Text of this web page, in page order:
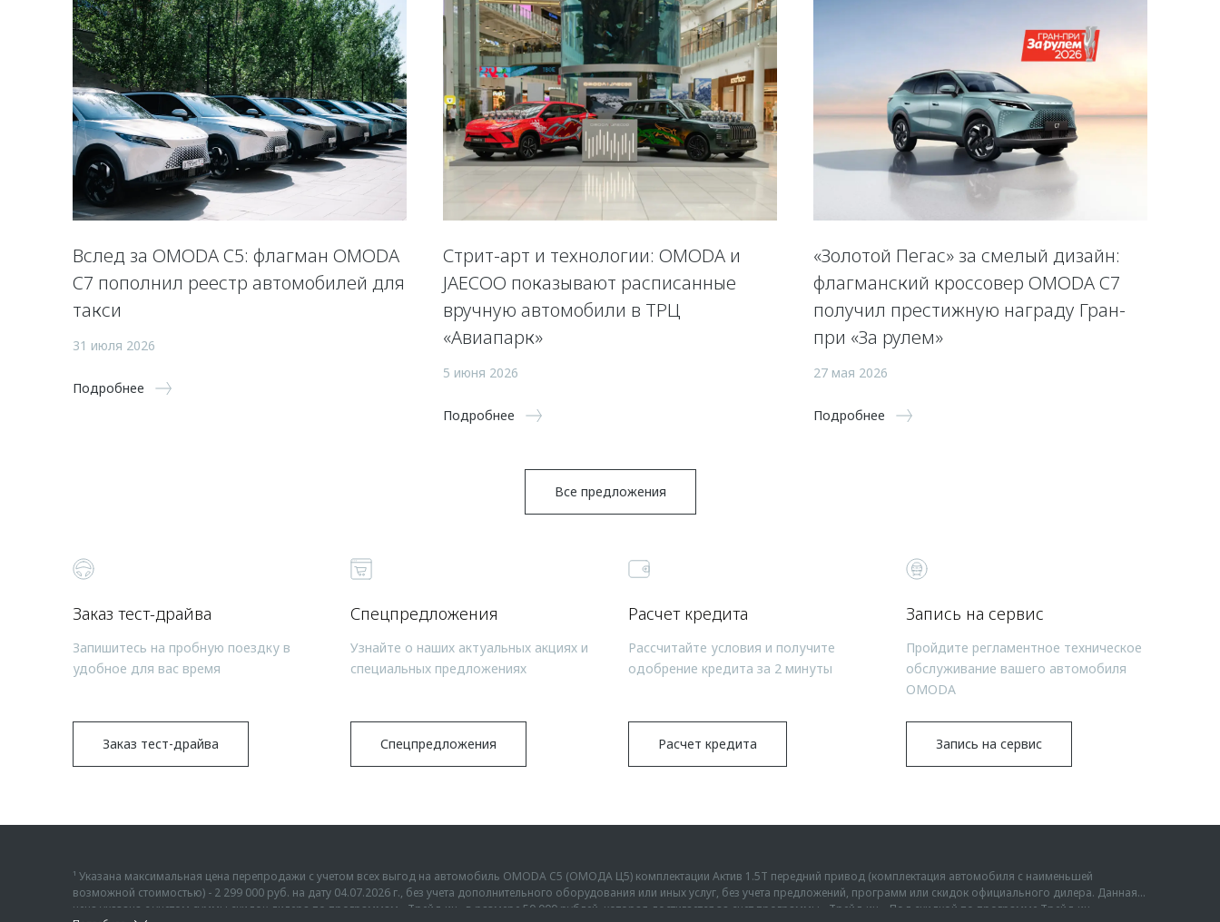
Вслед за OMODA C5: флагман OMODA
C7 пополнил реестр автомобилей для
такси
31 июля 2026
Подробнее
Стрит-арт и технологии: OMODA и
JAECOO показывают расписанные
вручную автомобили в ТРЦ
«Авиапарк»
5 июня 2026
Подробнее
«Золотой Пегас» за смелый дизайн:
флагманский кроссовер OMODA C7
получил престижную награду Гран-
при «За рулем»
27 мая 2026
Подробнее
Все предложения
Заказ тест-драйва
Запишитесь на пробную поездку в
удобное для вас время
Заказ тест-драйва
Спецпредложения
Узнайте о наших актуальных акциях и
специальных предложениях
Спецпредложения
Расчет кредита
Рассчитайте условия и получите
одобрение кредита за 2 минуты
Расчет кредита
Запись на сервис
Пройдите регламентное техническое
обслуживание вашего автомобиля
OMODA
Запись на сервис
¹ Указана максимальная цена перепродажи с учетом всех выгод на автомобиль OMODA C5 (ОМОДА Ц5) комплектации Актив 1.5Т передний привод (комплектация автомобиля с наименьшей
возможной стоимостью) - 2 299 000 руб. на дату 04.07.2026 г., без учета дополнительного оборудования или иных услуг, без учета предложений, программ или скидок официального дилера. Данная
цена указана с учетом суммы скидок дилера по программам «Трейд-ин» в размере 50 000 рублей, которая достигается за счет программы «Трейд-ин». Под скидкой по программе Трейд-ин